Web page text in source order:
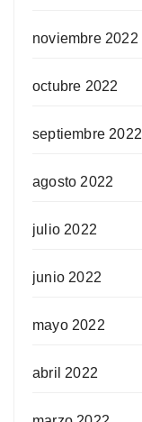
noviembre 2022
octubre 2022
septiembre 2022
agosto 2022
julio 2022
junio 2022
mayo 2022
abril 2022